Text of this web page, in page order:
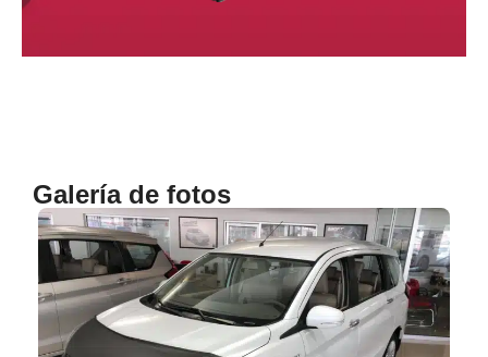
Galería de fotos